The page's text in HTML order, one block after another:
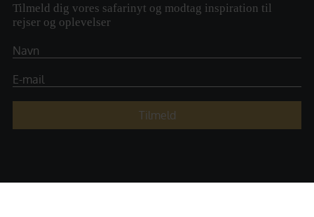
Tilmeld dig vores safarinyt og modtag inspiration til
rejser og oplevelser